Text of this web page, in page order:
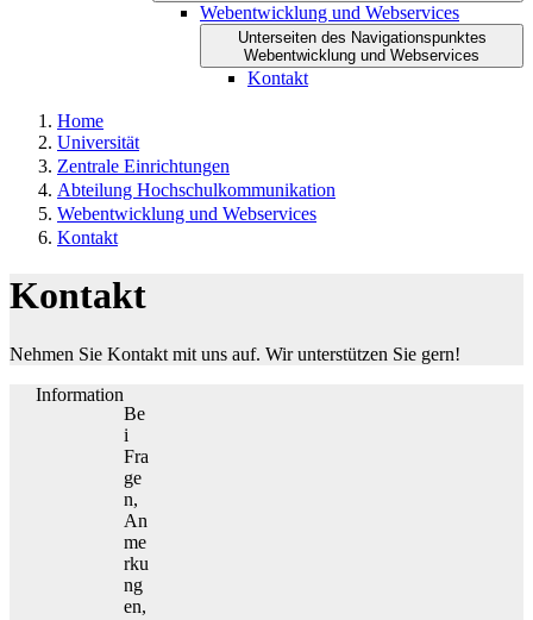
Webentwicklung und Webservices
Unterseiten des Navigationspunktes
Webentwicklung und Webservices
Kontakt
Home
Universität
Zentrale Einrichtungen
Abteilung Hochschulkommunikation
Webentwicklung und Webservices
Kontakt
Kontakt
Nehmen Sie Kontakt mit uns auf. Wir unterstützen Sie gern!
Information
Be
i
Fra
ge
n,
An
me
rku
ng
en,